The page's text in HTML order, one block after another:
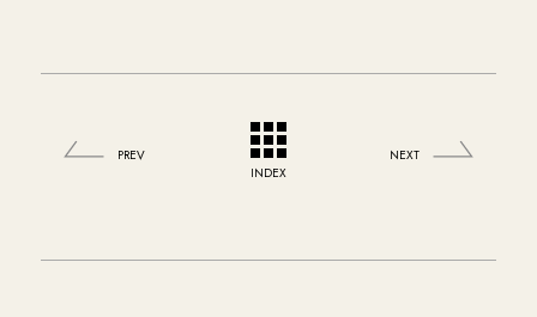
PREV
INDEX
NEXT